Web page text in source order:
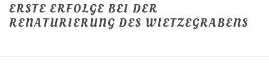
ERSTE ERFOLGE BEI DER
RENATURIERUNG DES WIETZEGRABENS